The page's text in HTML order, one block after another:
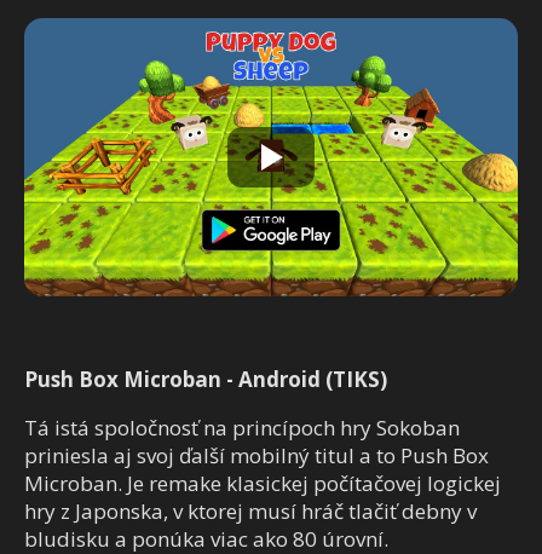
Push Box Microban - Android (TIKS)
Tá istá spoločnosť na princípoch hry Sokoban
priniesla aj svoj ďalší mobilný titul a to Push Box
Microban. Je remake klasickej počítačovej logickej
hry z Japonska, v ktorej musí hráč tlačiť debny v
bludisku a ponúka viac ako 80 úrovní.